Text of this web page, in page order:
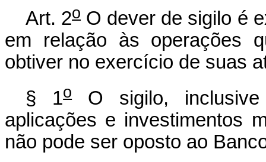
Art. 2o O dever de sigilo é
em relação às operações
obtiver no exercício de suas
§ 1oO sigilo, inclusive
aplicações e investimentos
não pode ser oposto ao